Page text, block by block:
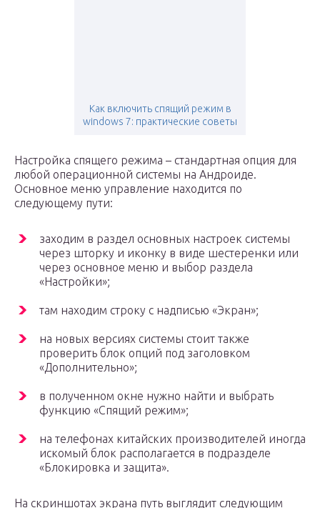
Как включить спящий режим в
windows 7: практические советы
Настройка спящего режима – стандартная опция для
любой операционной системы на Андроиде.
Основное меню управление находится по
следующему пути:
заходим в раздел основных настроек системы
через шторку и иконку в виде шестеренки или
через основное меню и выбор раздела
«Настройки»;
там находим строку с надписью «Экран»;
на новых версиях системы стоит также
проверить блок опций под заголовком
«Дополнительно»;
в полученном окне нужно найти и выбрать
функцию «Спящий режим»;
на телефонах китайских производителей иногда
искомый блок располагается в подразделе
«Блокировка и защита».
На скриншотах экрана путь выглядит следующим